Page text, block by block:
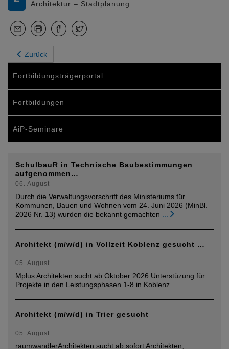
Architektur – Stadtplanung
Zurück
Fortbildungsträgerportal
Fortbildungen
AiP-Seminare
SchulbauR in Technische Baubestimmungen
aufgenommen…
06. August
Durch die Verwaltungsvorschrift des Ministeriums für
Kommunen, Bauen und Wohnen vom 24. Juni 2026 (MinBl.
2026 Nr. 13) wurden die bekannt gemachten
Architekt (m/w/d) in Vollzeit Koblenz gesucht …
05. August
Mplus Architekten sucht ab Oktober 2026 Unterstüzung für
Projekte in den Leistungsphasen 1-8 in Koblenz.
Architekt (m/w/d) in Trier gesucht
05. August
raumwandlerArchitekten sucht ab sofort Architekten,